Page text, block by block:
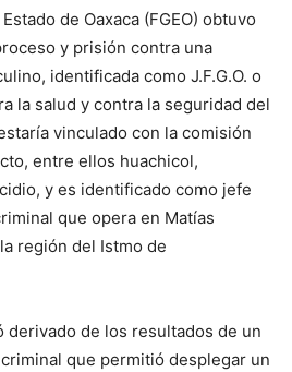
de Oaxaca (FGEO) obtuvo
y prisión contra una
identificada como J.F.G.O. o
la salud y contra la seguridad del
vinculado con la comisión
entre ellos huachicol,
y es identificado como jefe
que opera en Matías
región del Istmo de
derivado de los resultados de un
que permitió desplegar un